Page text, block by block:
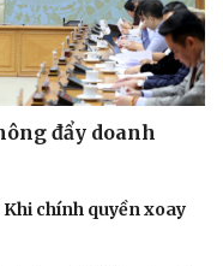
đẩy doanh
chính quyền xoay